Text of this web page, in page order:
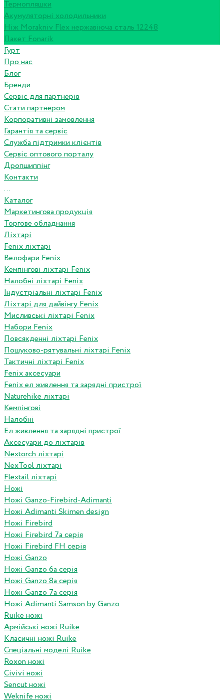
Термопляшки
Акумуляторні холодильники
Ніж Morakniv Flex нержавіюча сталь 12248
Пакет Fonarik
Гурт
Про нас
Блог
Бренди
Сервіс для партнерів
Стати партнером
Корпоративні замовлення
Гарантія та сервіс
Служба підтримки клієнтів
Сервіс оптового порталу
Дропшиппінг
Контакти
...
Каталог
Маркетингова продукція
Торгове обладнання
Ліхтарі
Fenix ліхтарі
Велофари Fenix
Кемпінгові ліхтарі Fenix
Налобні ліхтарі Fenix
Індустріальні ліхтарі Fenix
Ліхтарі для дайвінгу Fenix
Мисливські ліхтарі Fenix
Набори Fenix
Повсякденні ліхтарі Fenix
Пошуково-рятувальні ліхтарі Fenix
Тактичні ліхтарі Fenix
Fenix аксесуари
Fenix ел живлення та зарядні пристрої
Naturehike ліхтарі
Кемпінгові
Налобні
Ел живлення та зарядні пристрої
Аксесуари до ліхтарів
Nextorch ліхтарі
NexTool ліхтарі
Flextail ліхтарі
Ножі
Ножі Ganzo-Firebird-Adimanti
Ножі Adimanti Skimen design
Ножі Firebird
Ножі Firebird 7а серія
Ножі Firebird FH серія
Ножі Ganzo
Ножі Ganzo 6а серія
Ножі Ganzo 8а серія
Ножі Ganzo 7а серія
Ножі Adimanti Samson by Ganzo
Ruike ножі
Армійські ножі Ruike
Класичні ножі Ruike
Спеціальні моделі Ruike
Roxon ножi
Civivi ножі
Sencut ножі
Weknife ножі